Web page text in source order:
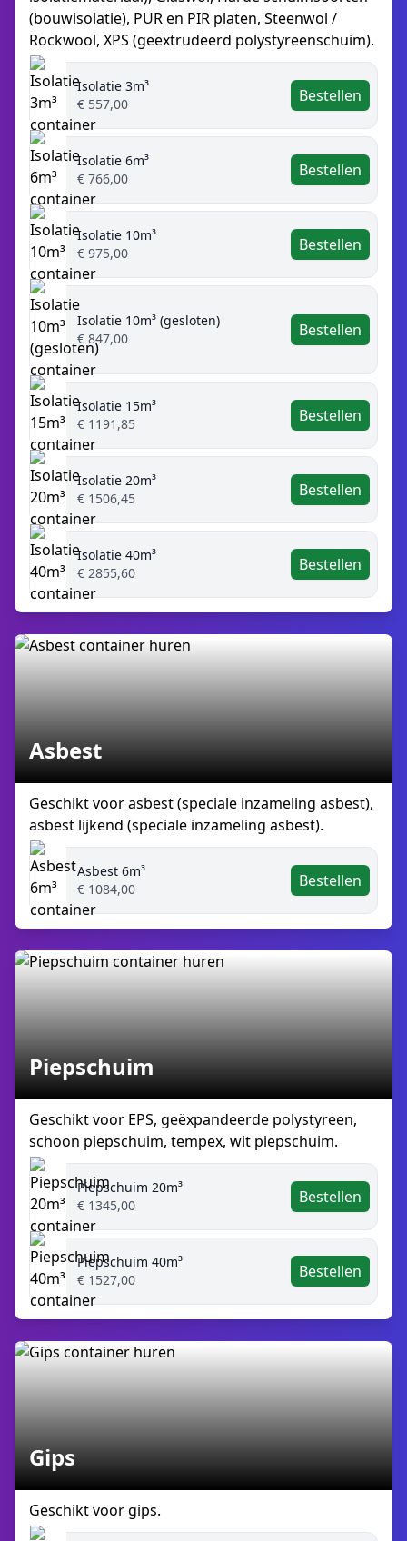
(bouwisolatie), PUR en PIR platen, Steenwol /
Rockwool, XPS (geëxtrudeerd polystyreenschuim).
Isolatie 3m³
€ 557,00
Bestellen
Isolatie 6m³
€ 766,00
Bestellen
Isolatie 10m³
€ 975,00
Bestellen
Isolatie 10m³ (gesloten)
€ 847,00
Bestellen
Isolatie 15m³
€ 1191,85
Bestellen
Isolatie 20m³
€ 1506,45
Bestellen
Isolatie 40m³
€ 2855,60
Bestellen
Asbest
Geschikt voor asbest (speciale inzameling asbest),
asbest lijkend (speciale inzameling asbest).
Asbest 6m³
€ 1084,00
Bestellen
Piepschuim
Geschikt voor EPS, geëxpandeerde polystyreen,
schoon piepschuim, tempex, wit piepschuim.
Piepschuim 20m³
€ 1345,00
Bestellen
Piepschuim 40m³
€ 1527,00
Bestellen
Gips
Geschikt voor gips.